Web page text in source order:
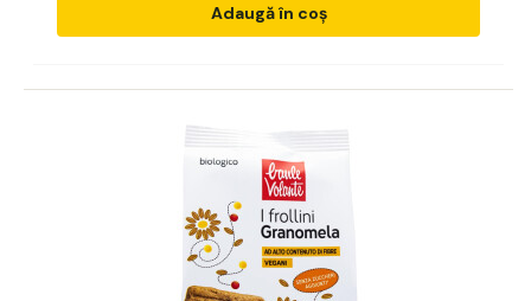
Adaugă în coș